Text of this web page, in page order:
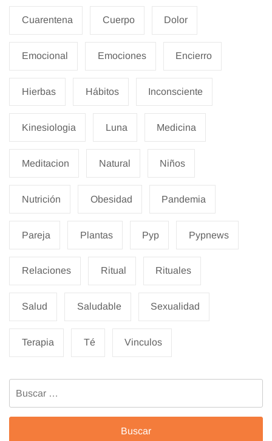
Cuarentena Cuerpo Dolor
Emocional Emociones Encierro
Hierbas Hábitos Inconsciente
Kinesiologia Luna Medicina
Meditacion Natural Niños
Nutrición Obesidad Pandemia
Pareja Plantas Pyp Pypnews
Relaciones Ritual Rituales
Salud Saludable Sexualidad
Terapia Té Vinculos